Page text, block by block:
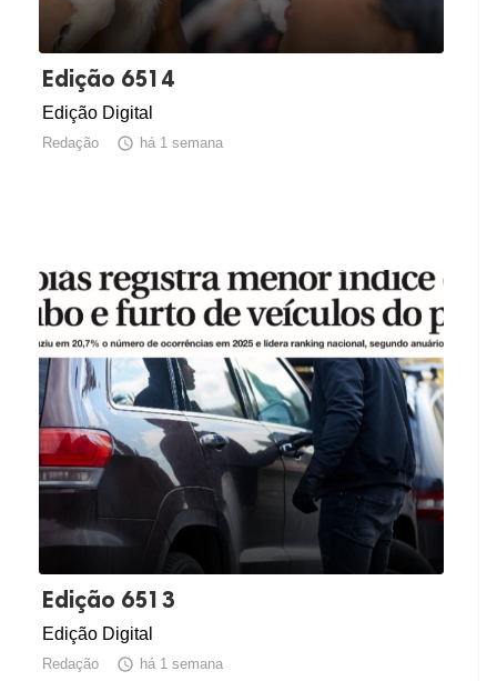
Edição 6514
Edição Digital
Redação  há 1 semana
Edição 6513
Edição Digital
Redação  há 1 semana